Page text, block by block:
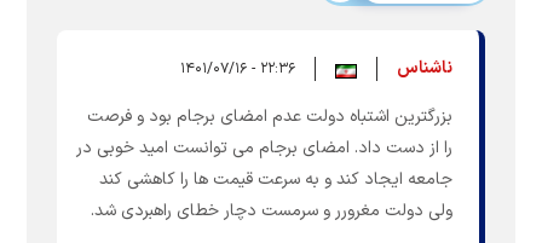
ناشناس ۲۲:۳۶ - ۱۴۰۱/۰۷/۱۶
بزرگترین اشتباه دولت عدم امضای برجام بود و فرصت
را از دست داد. امضای برجام می توانست امید خوبی در
جامعه ایجاد کند و به سرعت قیمت ها را کاهشی کند
ولی دولت مغرورر و سرمست دچار خطای راهبردی شد.